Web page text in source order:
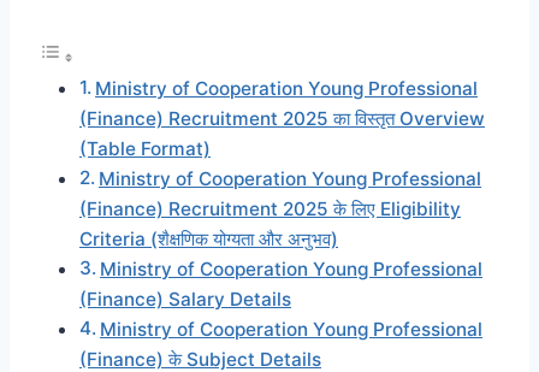
Ministry of Cooperation Young Professional
(Finance) Recruitment 2025 का विस्तृत Overview
(Table Format)
Ministry of Cooperation Young Professional
(Finance) Recruitment 2025 के लिए Eligibility
Criteria (शैक्षणिक योग्यता और अनुभव)
Ministry of Cooperation Young Professional
(Finance) Salary Details
Ministry of Cooperation Young Professional
(Finance) के Subject Details